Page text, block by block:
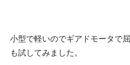
小型で軽いのでギアドモータで
も試してみました。